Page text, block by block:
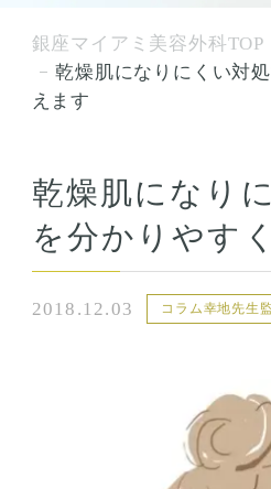
銀座マイアミ美容外科TOP
乾燥肌になりにくい対
えます
乾燥肌になり
を分かりやす
2018.12.03 コラム幸地先生